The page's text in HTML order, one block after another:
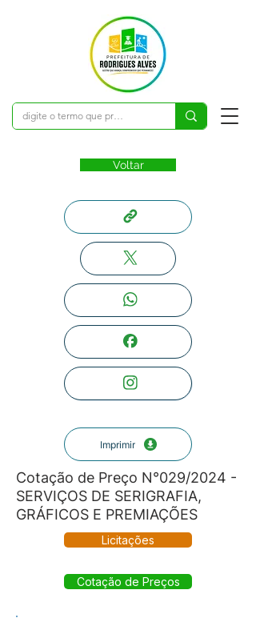
Voltar
Imprimir
Cotação de Preço N°029/2024 -
SERVIÇOS DE SERIGRAFIA,
GRÁFICOS E PREMIAÇÕES
Licitações
Cotação de Preços